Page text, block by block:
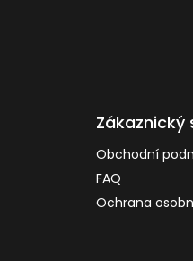
Zákaznický
Obchodní
FAQ
Ochrana